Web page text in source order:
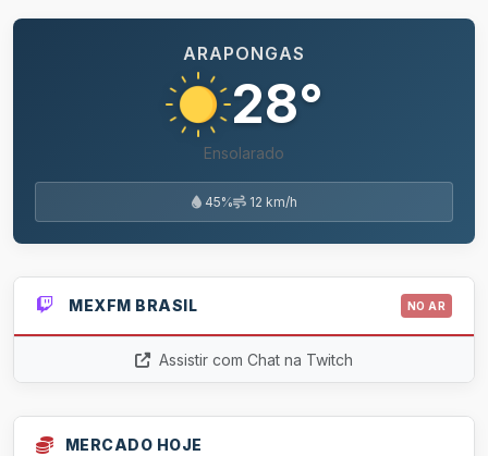
ARAPONGAS
28°
Ensolarado
45% 12 km/h
MEXFM BRASIL NO AR
Assistir com Chat na Twitch
MERCADO HOJE